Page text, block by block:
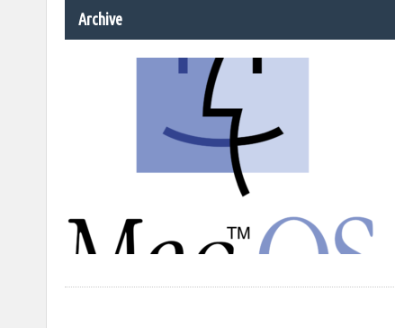
Archive